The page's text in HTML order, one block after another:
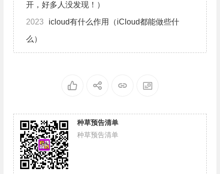
开，好多人没发现！）
2023 icloud有什么作用（iCloud都能做些什
么）
种草预告清单
种草预告清单